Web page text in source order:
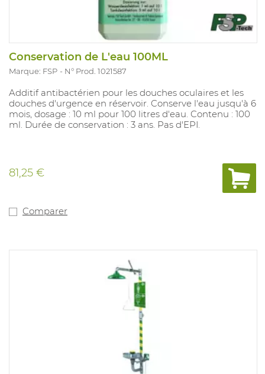
Conservation de L'eau 100ML
Marque: FSP N° Prod. 1021587
Additif antibactérien pour les douches oculaires et les
douches d'urgence en réservoir. Conserve l'eau jusqu'à 6
mois, dosage : 10 ml pour 100 litres d'eau. Contenu : 100
ml. Durée de conservation : 3 ans. Pas d'EPI.
81,25 €
Comparer